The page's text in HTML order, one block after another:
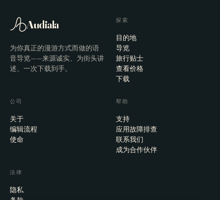
Audiala
为你真正的漫游方式而做的语
音导览——来源诚实、为街头讲
述、一次下载到手。
探索
目的地
导览
旅行贴士
查看价格
下载
公司
关于
编辑流程
使命
帮助
支持
应用故障排查
联系我们
成为合作伙伴
法律
隐私